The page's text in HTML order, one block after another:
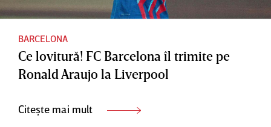
BARCELONA
Ce lovitură! FC Barcelona îl trimite pe
Ronald Araujo la Liverpool
Citește mai mult